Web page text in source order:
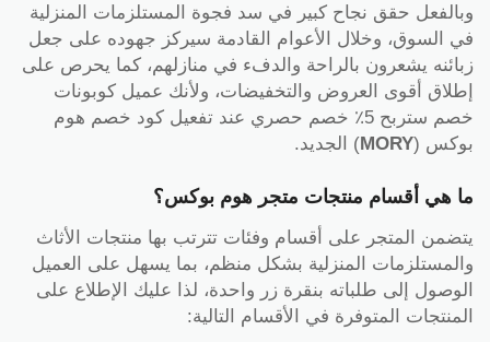
وبالفعل حقق نجاح كبير في سد فجوة المستلزمات المنزلية
في السوق، وخلال الأعوام القادمة سيركز جهوده على جعل
زبائنه يشعرون بالراحة والدفء في منازلهم، كما يحرص على
إطلاق أقوى العروض والتخفيضات، ولأنك عميل كوبونات
خصم ستربح 5٪ خصم حصري عند تفعيل كود خصم هوم
بوكس (MORY) الجديد.
ما هي أقسام منتجات متجر هوم بوكس؟
يتضمن المتجر على أقسام وفئات تترتب بها منتجات الأثاث
والمستلزمات المنزلية بشكل منظم، بما يسهل على العميل
الوصول إلى طلباته بنقرة زر واحدة، لذا عليك الإطلاع على
المنتجات المتوفرة في الأقسام التالية: